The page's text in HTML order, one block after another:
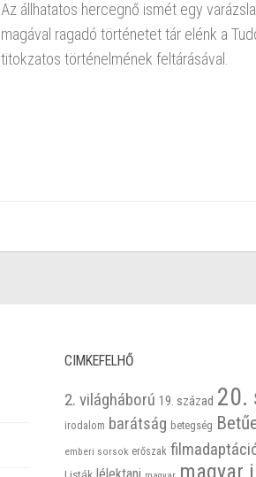
Az állhatatos hercegnő ismét egy
magával ragadó történetet tár elénk a
titokzatos történelmének feltárásával.
CIMKEFELHŐ
2. világháború 19. század 20.
irodalom barátság betegség
emberi sorsok erőszak
magyar